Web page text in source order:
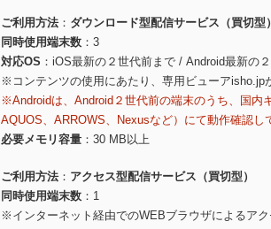
ご利用方法
ダウンロード型配信サービス（買切型）
同時使用端末数
3
対応OS
iOS最新の２世代前まで / Android最新の
※コンテンツの使用にあたり、専用ビューアisho.jp
※Androidは、Android２世代前の端末のうち、国内
AQUOS、ARROWS、Nexusなど）にて動作確認し
必要メモリ容量
30 MB以上
ご利用方法
アクセス型配信サービス（買切型）
同時使用端末数
1
※インターネット経由でのWEBブラウザによるアク